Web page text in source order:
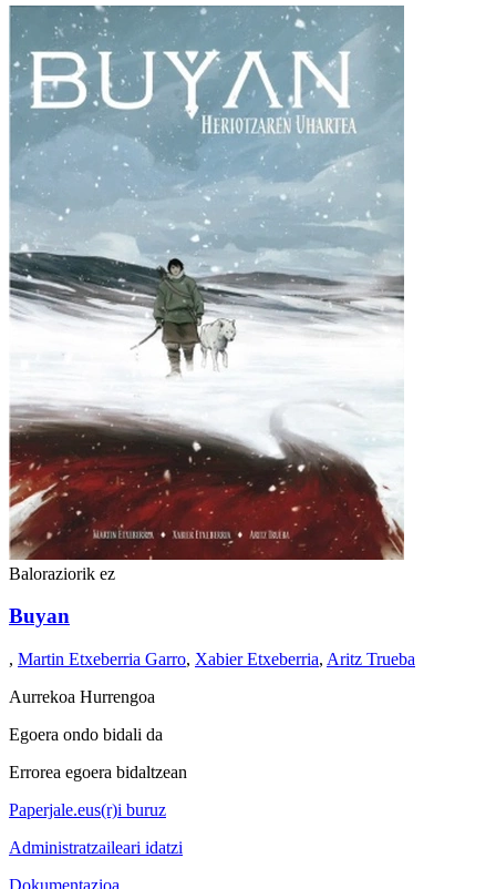
Baloraziorik ez
Buyan
, Martin Etxeberria Garro, Xabier Etxeberria, Aritz Trueba
Aurrekoa Hurrengoa
Egoera ondo bidali da
Errorea egoera bidaltzean
Paperjale.eus(r)i buruz
Administratzaileari idatzi
Dokumentazioa